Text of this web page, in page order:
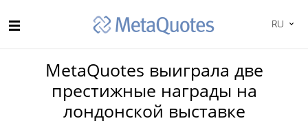
RU
MetaQuotes выиграла две
престижные награды на
лондонской выставке